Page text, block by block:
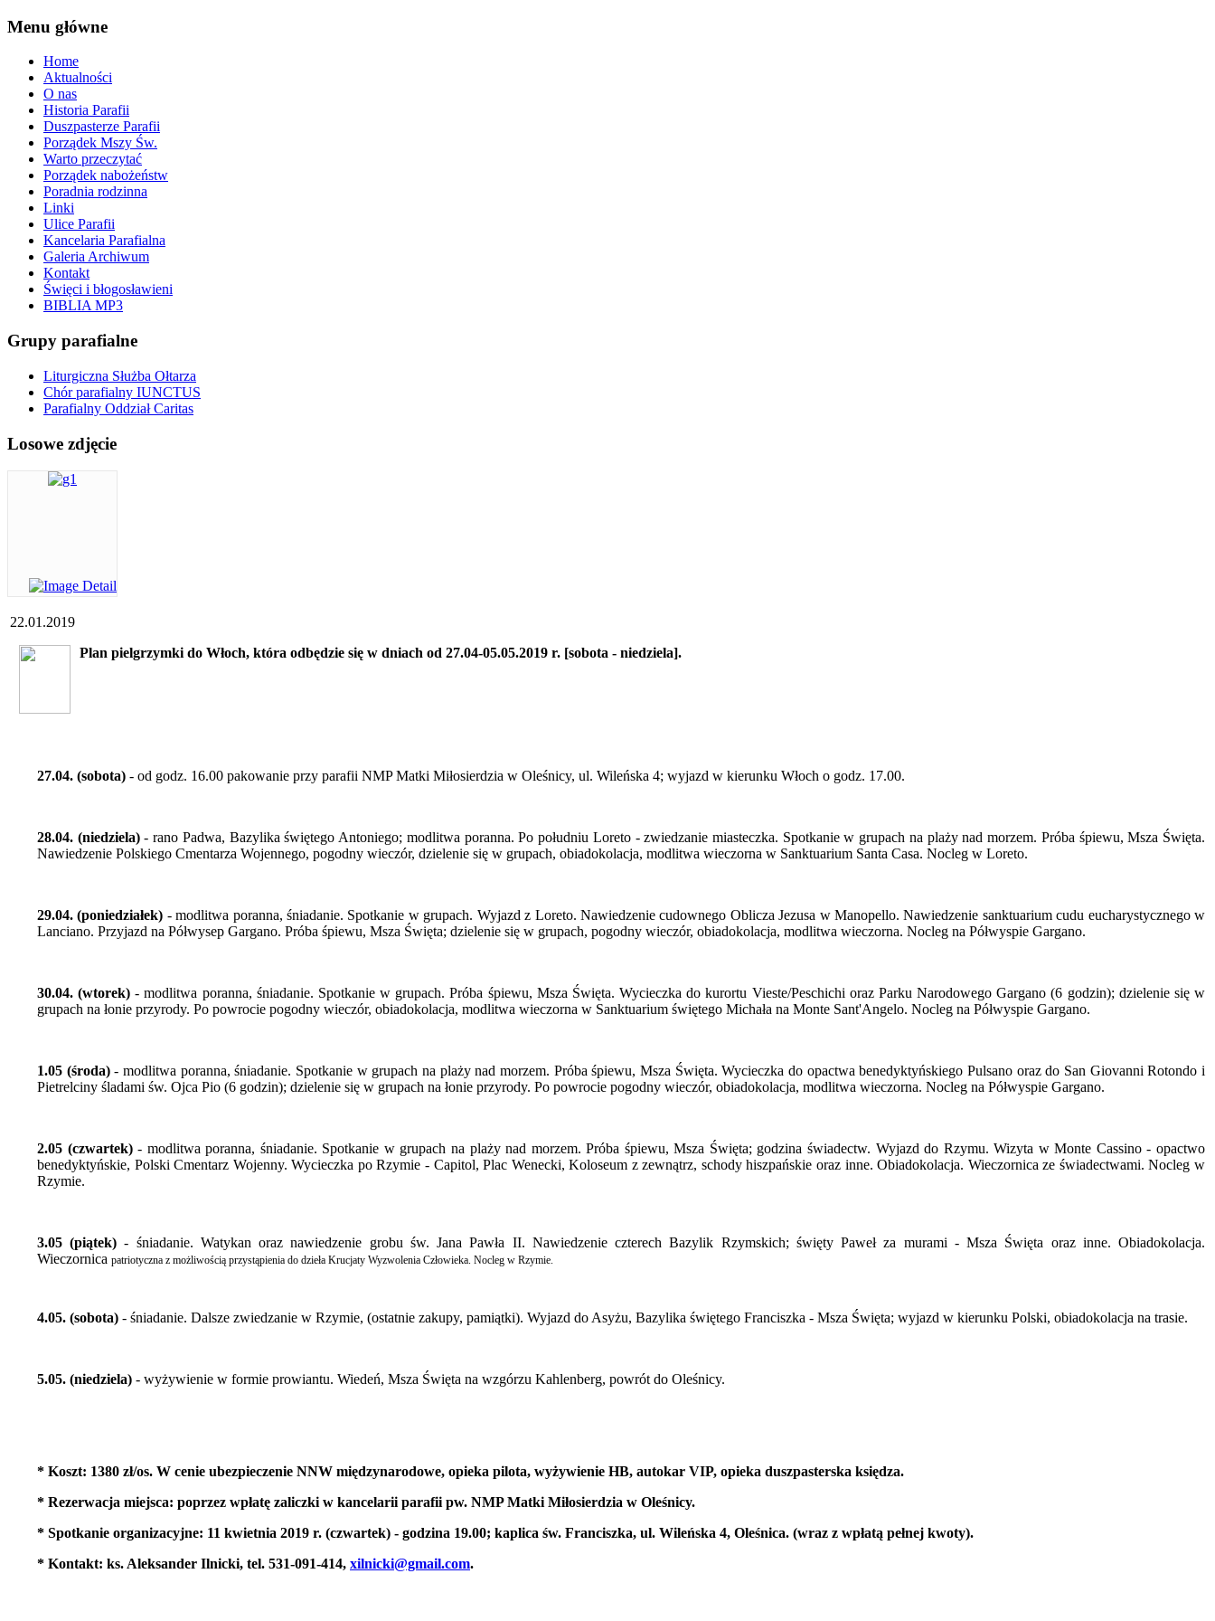
Menu główne
Home
Aktualności
O nas
Historia Parafii
Duszpasterze Parafii
Porządek Mszy Św.
Warto przeczytać
Porządek nabożeństw
Poradnia rodzinna
Linki
Ulice Parafii
Kancelaria Parafialna
Galeria Archiwum
Kontakt
Święci i błogosławieni
BIBLIA MP3
Grupy parafialne
Liturgiczna Służba Ołtarza
Chór parafialny IUNCTUS
Parafialny Oddział Caritas
Losowe zdjęcie
22.01.2019
Plan pielgrzymki do Włoch, która odbędzie się w dniach od 27.04-05.05.2019 r. [sobota - niedziela].
27.04. (sobota) - od godz. 16.00 pakowanie przy parafii NMP Matki Miłosierdzia w Oleśnicy, ul. Wileńska 4; wyjazd w kierunku Włoch o godz. 17.00.
28.04. (niedziela)- rano Padwa, Bazylika świętego Antoniego; modlitwa poranna. Po południu Loreto - zwiedzanie miasteczka. Spotkanie w grupach na plaży nad morzem. Próba śpiewu, Msza Święta.
Nawiedzenie Polskiego Cmentarza Wojennego, pogodny wieczór, dzielenie się w grupach, obiadokolacja, modlitwa wieczorna w Sanktuarium Santa Casa. Nocleg w Loreto.
29.04. (poniedziałek) - modlitwa poranna, śniadanie. Spotkanie w grupach. Wyjazd z Loreto. Nawiedzenie cudownego Oblicza Jezusa w Manopello. Nawiedzenie sanktuarium cudu eucharystycznego w
Lanciano. Przyjazd na Półwysep Gargano. Próba śpiewu, Msza Święta; dzielenie się w grupach, pogodny wieczór, obiadokolacja, modlitwa wieczorna. Nocleg na Półwyspie Gargano.
30.04. (wtorek) - modlitwa poranna, śniadanie. Spotkanie w grupach. Próba śpiewu, Msza Święta. Wycieczka do kurortu Vieste/Peschichi oraz Parku Narodowego Gargano (6 godzin); dzielenie się w
grupach na łonie przyrody. Po powrocie pogodny wieczór, obiadokolacja, modlitwa wieczorna w Sanktuarium świętego Michała na Monte Sant'Angelo. Nocleg na Półwyspie Gargano.
1.05 (środa)- modlitwa poranna, śniadanie. Spotkanie w grupach na plaży nad morzem. Próba śpiewu, Msza Święta. Wycieczka do opactwa benedyktyńskiego Pulsano oraz do San Giovanni Rotondo i
Pietrelciny śladami św. Ojca Pio (6 godzin); dzielenie się w grupach na łonie przyrody. Po powrocie pogodny wieczór, obiadokolacja, modlitwa wieczorna. Nocleg na Półwyspie Gargano.
2.05 (czwartek)- modlitwa poranna, śniadanie. Spotkanie w grupach na plaży nad morzem. Próba śpiewu, Msza Święta; godzina świadectw. Wyjazd do Rzymu. Wizyta w Monte Cassino - opactwo
benedyktyńskie, Polski Cmentarz Wojenny. Wycieczka po Rzymie - Capitol, Plac Wenecki, Koloseum z zewnątrz, schody hiszpańskie oraz inne. Obiadokolacja. Wieczornica ze świadectwami. Nocleg w
Rzymie.
3.05 (piątek) - śniadanie. Watykan oraz nawiedzenie grobu św. Jana Pawła II. Nawiedzenie czterech Bazylik Rzymskich; święty Paweł za murami - Msza Święta oraz inne. Obiadokolacja.
Wieczornica patriotyczna z możliwością przystąpienia do dzieła Krucjaty Wyzwolenia Człowieka. Nocleg w Rzymie.
4.05. (sobota) - śniadanie. Dalsze zwiedzanie w Rzymie, (ostatnie zakupy, pamiątki). Wyjazd do Asyżu, Bazylika świętego Franciszka - Msza Święta; wyjazd w kierunku Polski, obiadokolacja na trasie.
5.05. (niedziela) - wyżywienie w formie prowiantu. Wiedeń, Msza Święta na wzgórzu Kahlenberg, powrót do Oleśnicy.
* Koszt: 1380 zł/os. W cenie ubezpieczenie NNW międzynarodowe, opieka pilota, wyżywienie HB, autokar VIP, opieka duszpasterska księdza.
* Rezerwacja miejsca: poprzez wpłatę zaliczki w kancelarii parafii pw. NMP Matki Miłosierdzia w Oleśnicy.
* Spotkanie organizacyjne: 11 kwietnia 2019 r. (czwartek) - godzina 19.00; kaplica św. Franciszka, ul. Wileńska 4, Oleśnica. (wraz z wpłatą pełnej kwoty).
* Kontakt: ks. Aleksander Ilnicki, tel. 531-091-414, xilnicki@gmail.com.